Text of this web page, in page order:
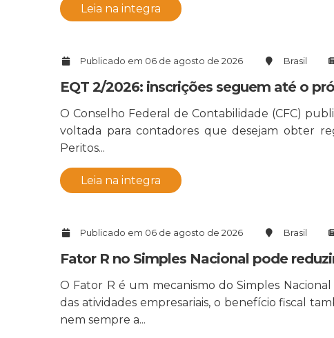
Leia na integra
Publicado em 06 de agosto de 2026 Brasil
EQT 2/2026: inscrições seguem até o
O Conselho Federal de Contabilidade (CFC)
voltada para contadores que desejam obter
Peritos...
Leia na integra
Publicado em 06 de agosto de 2026 Brasil
Fator R no Simples Nacional pode
O Fator R é um mecanismo do Simples
das atividades empresariais, o benefício fiscal
nem sempre a...